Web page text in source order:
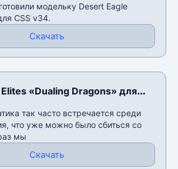
модельку Desert Eagle
CSS v34.
Скачать
«Dualing Dragons» для
так часто встречается среди
что уже можно было сбиться со
мы
Скачать